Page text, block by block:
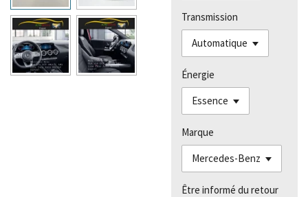
Transmission
Énergie
Marque
Être informé du retour